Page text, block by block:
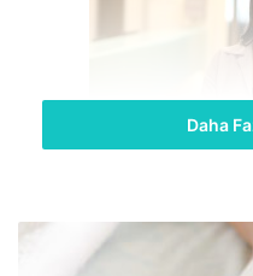
hekimus + Sağlıklı
dengeleyebileceğini de
Daha